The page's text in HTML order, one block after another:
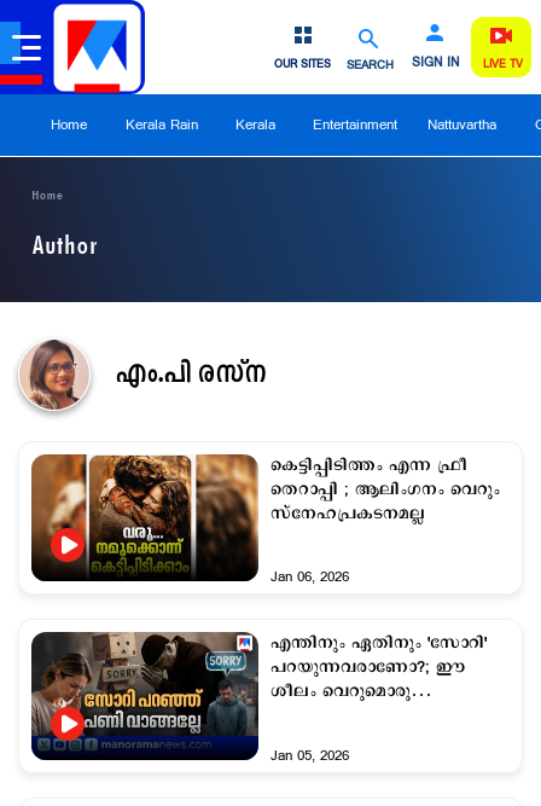
SEARCH SIGN IN
OUR SITES LIVE TV
Home Kerala Rain Kerala Entertainment Nattuvartha
Home
Author
എം.പി രസ്ന
കെട്ടിപ്പിടിത്തം എന്ന ഫ്രീ
തെറാപ്പി ; ആലിംഗനം വെറും
സ്നേഹപ്രകടനമല്ല
Jan 06, 2026
എന്തിനും ഏതിനും 'സോറി'
പറയുന്നവരാണോ?; ഈ
ശീലം വെറുമൊരു
Jan 05, 2026